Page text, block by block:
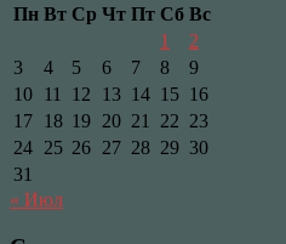
Пн Вт Ср Чт Пт Сб Вс
1
2
3
4 5 6 7 8
9
10 11 12 13 14 15 16
17 18 19 20 21 22 23
24 25 26 27 28 29 30
31
« Июл